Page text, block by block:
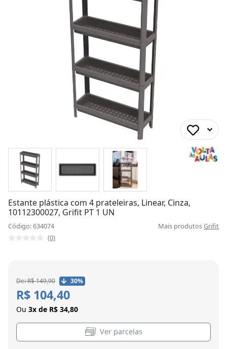
Estante plástica com 4 prateleiras, Linear, Cinza,
10112300027, Grifit PT 1 UN
Código: 634074 Mais produtosGrifit
(0)
De: R$ 149,90 30%
R$ 104,40
Ou 3x de R$ 34,80
Ver parcelas